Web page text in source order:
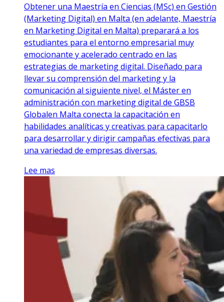
Obtener una Maestría en Ciencias (MSc) en Gestión
(Marketing Digital) en Malta (en adelante, Maestría
en Marketing Digital en Malta) preparará a los
estudiantes para el entorno empresarial muy
emocionante y acelerado centrado en las
estrategias de marketing digital. Diseñado para
llevar su comprensión del marketing y la
comunicación al siguiente nivel, el Máster en
administración con marketing digital de GBSB
Globalen Malta conecta la capacitación en
habilidades analíticas y creativas para capacitarlo
para desarrollar y dirigir campañas efectivas para
una variedad de empresas diversas.
Lee mas